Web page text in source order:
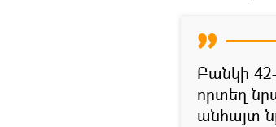
Բանկի
որտեղ
անհայտ